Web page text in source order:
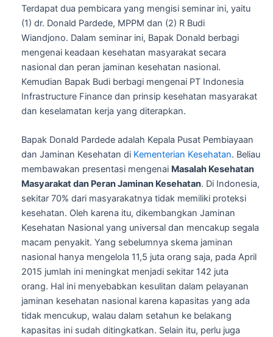
Terdapat dua pembicara yang mengisi seminar ini, yaitu
(1) dr. Donald Pardede, MPPM dan (2) R Budi
Wiandjono. Dalam seminar ini, Bapak Donald berbagi
mengenai keadaan kesehatan masyarakat secara
nasional dan peran jaminan kesehatan nasional.
Kemudian Bapak Budi berbagi mengenai PT Indonesia
Infrastructure Finance dan prinsip kesehatan masyarakat
dan keselamatan kerja yang diterapkan.
Bapak Donald Pardede adalah Kepala Pusat Pembiayaan
dan Jaminan Kesehatan di Kementerian Kesehatan. Beliau
membawakan presentasi mengenai Masalah Kesehatan
Masyarakat dan Peran Jaminan Kesehatan. Di Indonesia,
sekitar 70% dari masyarakatnya tidak memiliki proteksi
kesehatan. Oleh karena itu, dikembangkan Jaminan
Kesehatan Nasional yang universal dan mencakup segala
macam penyakit. Yang sebelumnya skema jaminan
nasional hanya mengelola 11,5 juta orang saja, pada April
2015 jumlah ini meningkat menjadi sekitar 142 juta
orang. Hal ini menyebabkan kesulitan dalam pelayanan
jaminan kesehatan nasional karena kapasitas yang ada
tidak mencukup, walau dalam setahun ke belakang
kapasitas ini sudah ditingkatkan. Selain itu, perlu juga